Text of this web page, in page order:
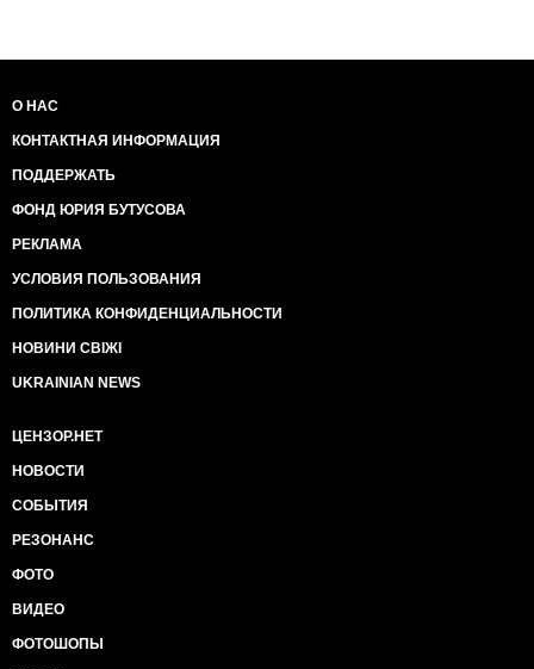
О НАС
КОНТАКТНАЯ ИНФОРМАЦИЯ
ПОДДЕРЖАТЬ
ФОНД ЮРИЯ БУТУСОВА
РЕКЛАМА
УСЛОВИЯ ПОЛЬЗОВАНИЯ
ПОЛИТИКА КОНФИДЕНЦИАЛЬНОСТИ
НОВИНИ СВІЖІ
UKRAINIAN NEWS
ЦЕНЗОР.НЕТ
НОВОСТИ
СОБЫТИЯ
РЕЗОНАНС
ФОТО
ВИДЕО
ФОТОШОПЫ